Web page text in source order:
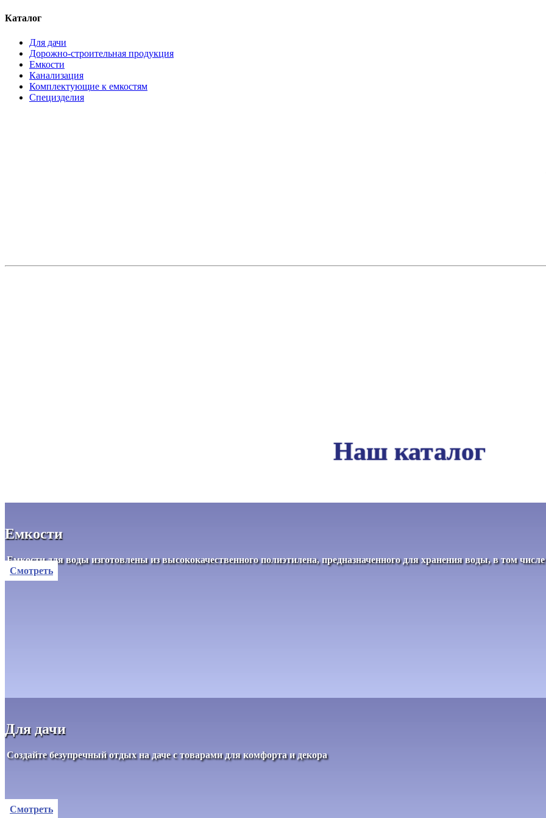
Каталог
Для дачи
Дорожно-строительная продукция
Емкости
Канализация
Комплектующие к емкостям
Специзделия
Наш каталог
Емкости
Емкости для воды изготовлены из высококачественного полиэтилена, предназначенного для хранения воды, в том
Смотреть
Для дачи
Создайте безупречный отдых на даче с товарами для комфорта и декора
Смотреть